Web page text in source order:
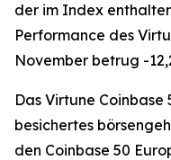
der im Index
Performance des
November betrug -
Das Virtune Coinbase
besichertes
den Coinbase 50